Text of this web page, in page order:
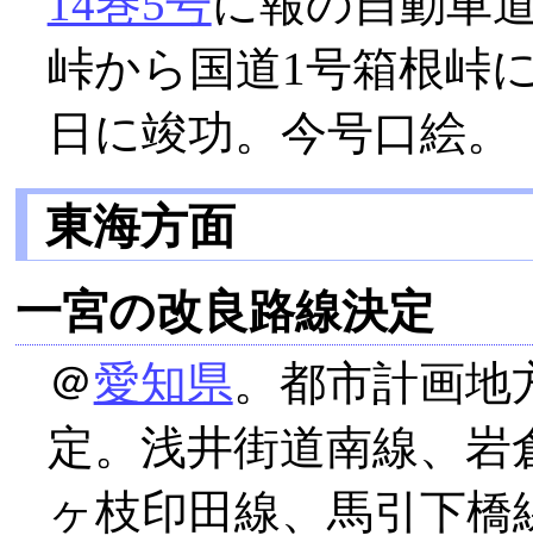
峠から国道1号箱根峠
日に竣功。今号口絵。
東海方面
一宮の改良路線決定
＠愛知県。都市計画地
定。浅井街道南線、
ヶ枝印田線、馬引下